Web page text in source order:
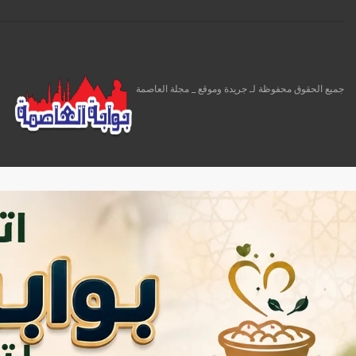
جميع الحقوق محفوظة لـ جريدة وموقع _ مجلة العاصمة